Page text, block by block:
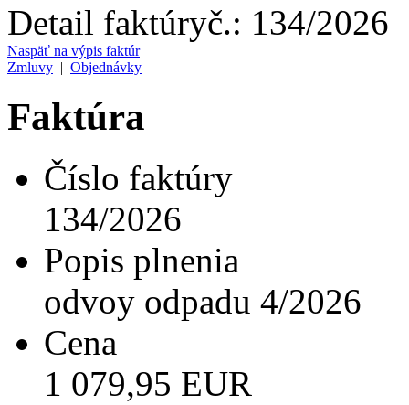
Detail faktúryč.: 134/2026
Naspäť na výpis faktúr
Zmluvy | Objednávky
Faktúra
Číslo faktúry
134/2026
Popis plnenia
odvoy odpadu 4/2026
Cena
1 079,95 EUR